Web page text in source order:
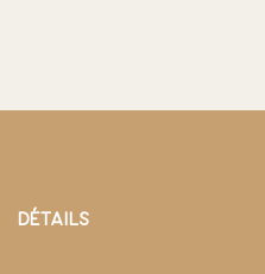
DÉTAILS